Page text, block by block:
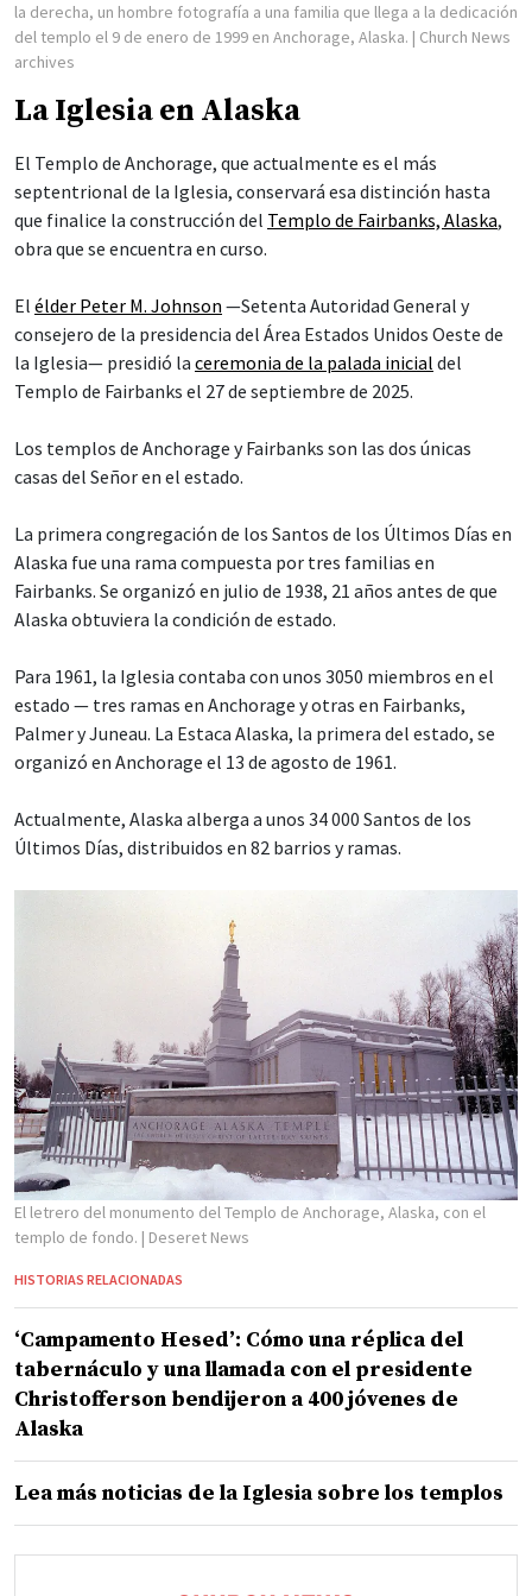
la derecha, un hombre fotografía a una familia que llega a la dedicación
del templo el 9 de enero de 1999 en Anchorage, Alaska. | Church News
archives
La Iglesia en Alaska
El Templo de Anchorage, que actualmente es el más
septentrional de la Iglesia, conservará esa distinción hasta
que finalice la construcción del Templo de Fairbanks, Alaska,
obra que se encuentra en curso.
El élder Peter M. Johnson —Setenta Autoridad General y
consejero de la presidencia del Área Estados Unidos Oeste de
la Iglesia— presidió la ceremonia de la palada inicial del
Templo de Fairbanks el 27 de septiembre de 2025.
Los templos de Anchorage y Fairbanks son las dos únicas
casas del Señor en el estado.
La primera congregación de los Santos de los Últimos Días en
Alaska fue una rama compuesta por tres familias en
Fairbanks. Se organizó en julio de 1938, 21 años antes de que
Alaska obtuviera la condición de estado.
Para 1961, la Iglesia contaba con unos 3050 miembros en el
estado — tres ramas en Anchorage y otras en Fairbanks,
Palmer y Juneau. La Estaca Alaska, la primera del estado, se
organizó en Anchorage el 13 de agosto de 1961.
Actualmente, Alaska alberga a unos 34 000 Santos de los
Últimos Días, distribuidos en 82 barrios y ramas.
El letrero del monumento del Templo de Anchorage, Alaska, con el
templo de fondo. | Deseret News
HISTORIAS RELACIONADAS
‘Campamento Hesed’: Cómo una réplica del
tabernáculo y una llamada con el presidente
Christofferson bendijeron a 400 jóvenes de
Alaska
Lea más noticias de la Iglesia sobre los templos